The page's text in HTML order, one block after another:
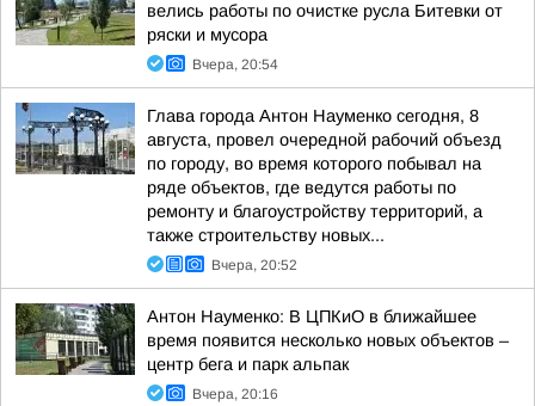
велись работы по очистке русла Битевки от
ряски и мусора
Вчера, 20:54
Глава города Антон Науменко сегодня, 8
августа, провел очередной рабочий объезд
по городу, во время которого побывал на
ряде объектов, где ведутся работы по
ремонту и благоустройству территорий, а
также строительству новых...
Вчера, 20:52
Антон Науменко: В ЦПКиО в ближайшее
время появится несколько новых объектов –
центр бега и парк альпак
Вчера, 20:16